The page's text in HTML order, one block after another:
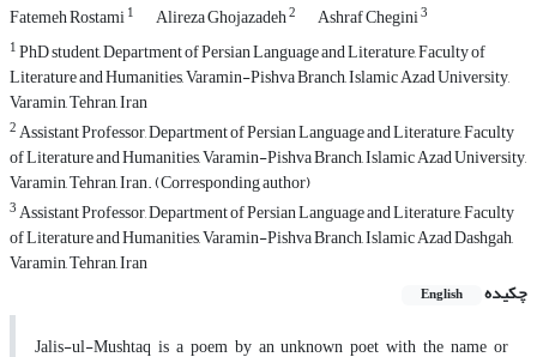
Fatemeh Rostami1 Alireza Ghojazadeh2 Ashraf Chegini3
1PhD student, Department of Persian Language and Literature, Faculty of
Literature and Humanities, Varamin-Pishva Branch, Islamic Azad University,
Varamin, Tehran, Iran
2Assistant Professor, Department of Persian Language and Literature, Faculty
of Literature and Humanities, Varamin-Pishva Branch, Islamic Azad University,
Varamin, Tehran, Iran. (Corresponding author)
3Assistant Professor, Department of Persian Language and Literature, Faculty
of Literature and Humanities, Varamin-Pishva Branch, Islamic Azad Dashgah,
Varamin, Tehran, Iran
چکیده
English
Jalis-ul-Mushtaq is a poem by an unknown poet with the name or